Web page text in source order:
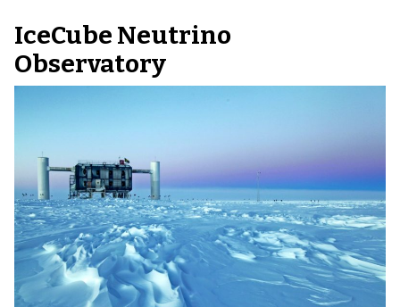
IceCube Neutrino
Observatory